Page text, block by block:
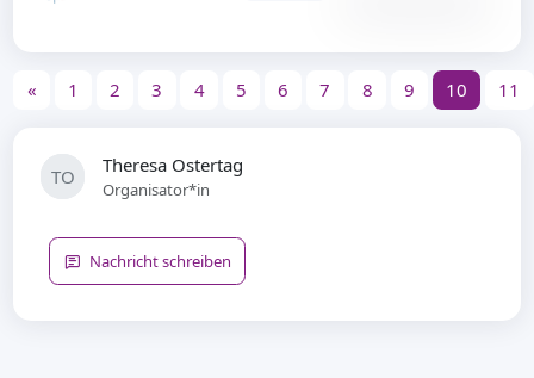
« 1 2 3 4 5 6 7 8 9 10 11
TO Theresa Ostertag
Organisator*in
Nachricht schreiben